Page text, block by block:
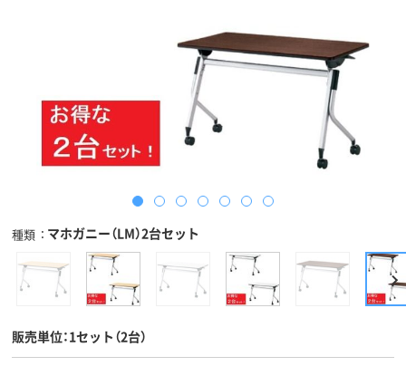
種類 マホガニー（LM）2台セット
販売単位：1セット（2台）